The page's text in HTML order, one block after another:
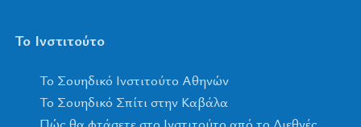
Το Ινστιτούτο
To Σουηδικό Ινστιτούτο Αθηνών
Το Σουηδικό Σπίτι στην Καβάλα